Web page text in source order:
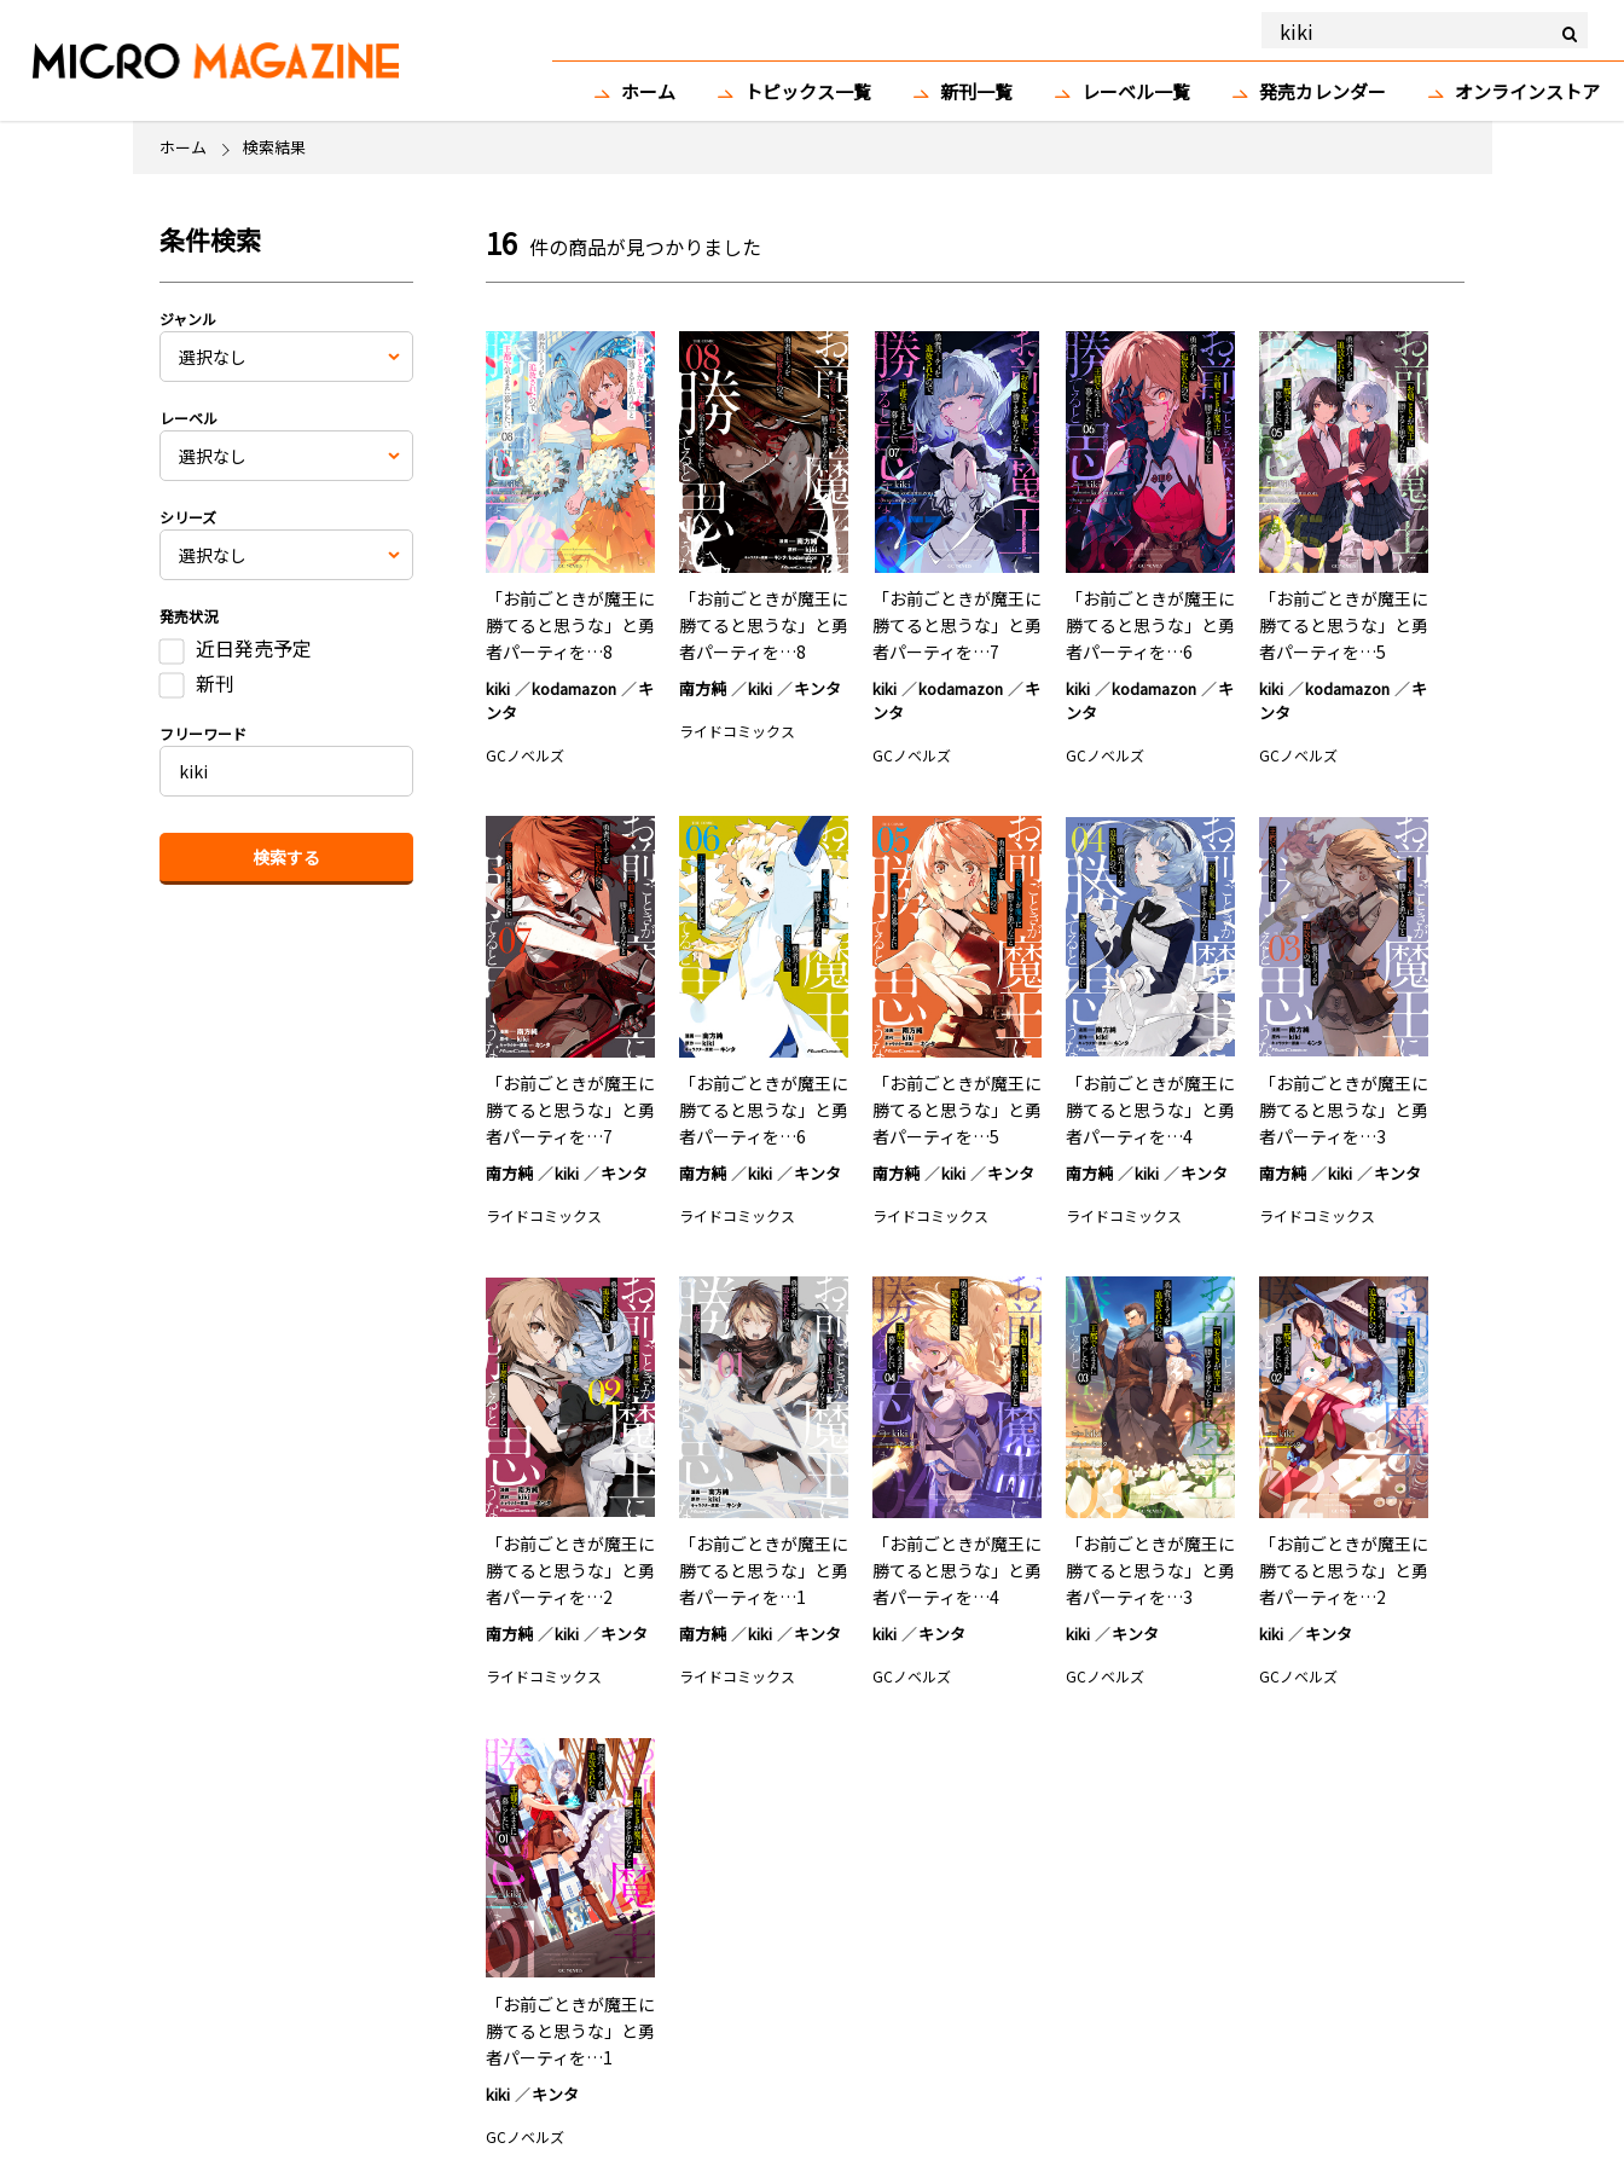
ホーム トピックス一覧 新刊一覧 レーベル一覧 発売カレンダー オンラインストア
ホーム 検索結果
条件検索
ジャンル
レーベル
シリーズ
発売状況
近日発売予定
新刊
フリーワード
16 件の商品が見つかりました
「お前ごときが魔王に
勝てると思うな」と勇
者パーティを…8
kiki kodamazon
キ
ンタ
GCノベルズ
「お前ごときが魔王に
勝てると思うな」と勇
者パーティを…8
南方純 kiki キンタ
ライドコミックス
「お前ごときが魔王に
勝てると思うな」と勇
者パーティを…7
kiki kodamazon
キ
ンタ
GCノベルズ
「お前ごときが魔王に
勝てると思うな」と勇
者パーティを…6
kiki kodamazon
キ
ンタ
GCノベルズ
「お前ごときが魔王に
勝てると思うな」と勇
者パーティを…5
kiki kodamazon
キ
ンタ
GCノベルズ
「お前ごときが魔王に
勝てると思うな」と勇
者パーティを…7
南方純 kiki キンタ
ライドコミックス
「お前ごときが魔王に
勝てると思うな」と勇
者パーティを…6
南方純 kiki キンタ
ライドコミックス
「お前ごときが魔王に
勝てると思うな」と勇
者パーティを…5
南方純 kiki キンタ
ライドコミックス
「お前ごときが魔王に
勝てると思うな」と勇
者パーティを…4
南方純 kiki キンタ
ライドコミックス
「お前ごときが魔王に
勝てると思うな」と勇
者パーティを…3
南方純 kiki キンタ
ライドコミックス
「お前ごときが魔王に
勝てると思うな」と勇
者パーティを…2
南方純 kiki キンタ
ライドコミックス
「お前ごときが魔王に
勝てると思うな」と勇
者パーティを…1
南方純 kiki キンタ
ライドコミックス
「お前ごときが魔王に
勝てると思うな」と勇
者パーティを…4
kiki キンタ
GCノベルズ
「お前ごときが魔王に
勝てると思うな」と勇
者パーティを…3
kiki キンタ
GCノベルズ
「お前ごときが魔王に
勝てると思うな」と勇
者パーティを…2
kiki キンタ
GCノベルズ
「お前ごときが魔王に
勝てると思うな」と勇
者パーティを…1
kiki キンタ
GCノベルズ